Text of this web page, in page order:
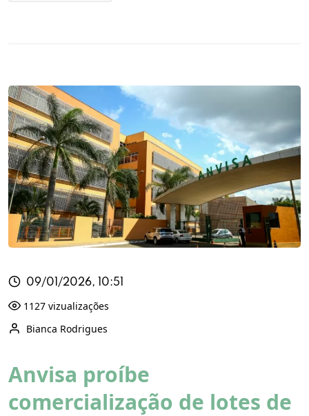
09/01/2026, 10:51
1127 vizualizações
Bianca Rodrigues
Anvisa proíbe
comercialização de lotes de